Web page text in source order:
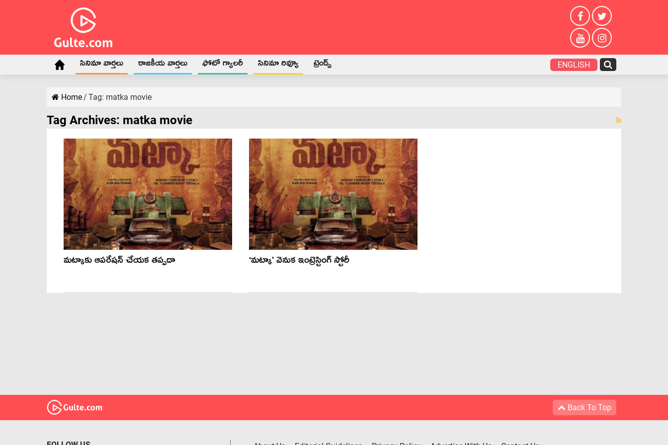
సినిమా వార్తలు రాజకీయ వార్తలు ఫోటో గ్యాలరీ సినిమా రివ్యూ ట్రెండ్స్ ENGLISH
Home/ Tag: matka movie
Tag Archives: matka movie
మట్కాకు ఆపరేషన్ చేయక తప్పదా ‘మట్కా’ వెనుక ఇంట్రెస్టింగ్ స్టోరీ
Back To Top